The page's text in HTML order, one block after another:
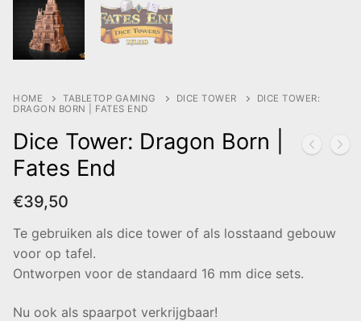
HOME TABLETOP GAMING DICE TOWER
DICE TOWER:
DRAGON BORN | FATES END
Dice Tower: Dragon Born |
Fates End
€39,50
Te gebruiken als dice tower of als losstaand gebouw
voor op tafel.
Ontworpen voor de standaard 16 mm dice sets.
Nu ook als spaarpot verkrijgbaar!